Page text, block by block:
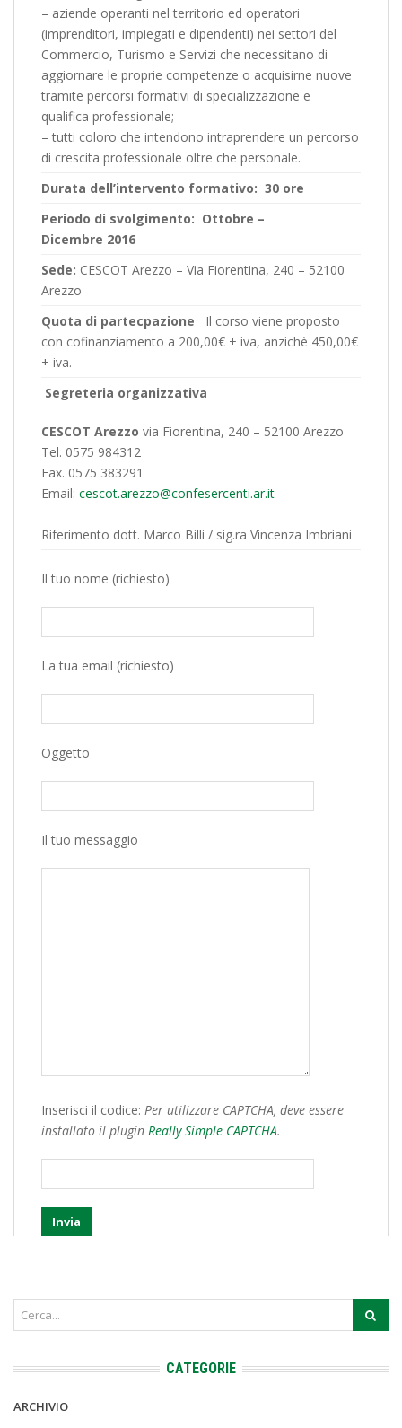
– aziende operanti nel territorio ed operatori
(imprenditori, impiegati e dipendenti) nei settori del
Commercio, Turismo e Servizi che necessitano di
aggiornare le proprie competenze o acquisirne nuove
tramite percorsi formativi di specializzazione e
qualifica professionale;
– tutti coloro che intendono intraprendere un percorso
di crescita professionale oltre che personale.
Durata dell’intervento formativo: 30 ore
Periodo di svolgimento: Ottobre –
Dicembre 2016
Sede: CESCOT Arezzo – Via Fiorentina, 240 – 52100
Arezzo
Quota di partecpazione
Il corso viene proposto
con cofinanziamento a 200,00€ + iva, anzichè 450,00€
+ iva.
Segreteria organizzativa
CESCOT Arezzo via Fiorentina, 240 – 52100 Arezzo
Tel. 0575 984312
Fax. 0575 383291
Email: cescot.arezzo@confesercenti.ar.it
Riferimento dott. Marco Billi / sig.ra Vincenza Imbriani
Il tuo nome (richiesto)
La tua email (richiesto)
Oggetto
Il tuo messaggio
Inserisci il codice: Per utilizzare CAPTCHA, deve essere
installato il plugin Really Simple CAPTCHA.
CATEGORIE
ARCHIVIO